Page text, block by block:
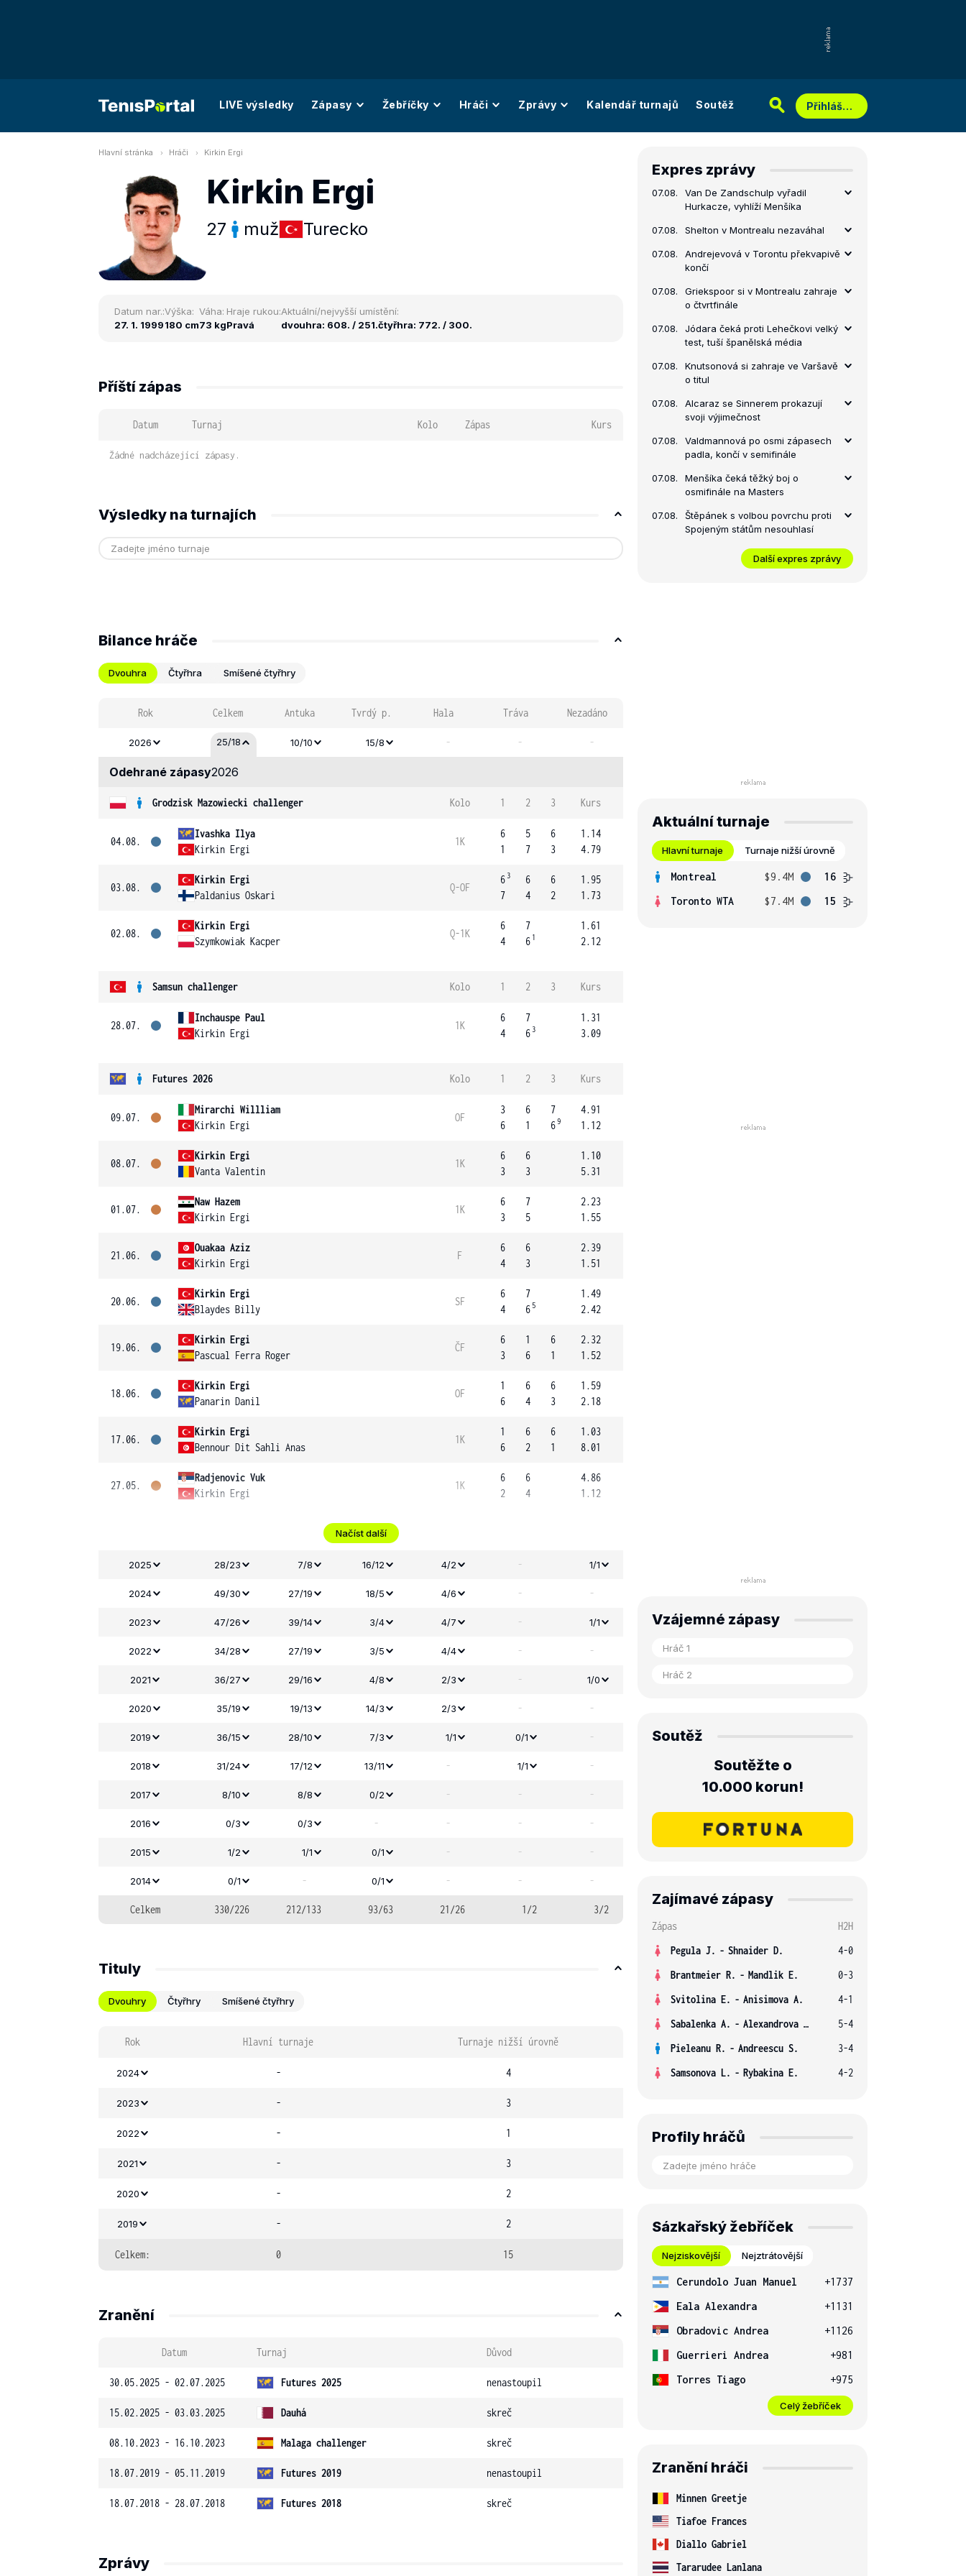
LIVE výsledky Zápasy Žebříčky Hráči Zprávy Kalendář turnajů Soutěž Přihlášení
Hlavní stránka Hráči Kirkin Ergi
Kirkin Ergi
27 muž Turecko
Datum nar.:
27. 1. 1999
Výška:
180 cm
Váha:
73 kg
Hraje rukou:
Pravá
Aktuální/nejvyšší umístění:
dvouhra: 608. / 251.čtyřhra: 772. / 300.
Příští zápas
Datum Turnaj Kolo Zápas Kurs
Žádné nadcházející zápasy.
Výsledky na turnajích
Bilance hráče
Dvouhra Čtyřhra Smíšené čtyřhry
Rok Celkem Antuka Tvrdý p. Hala Tráva Nezadáno
2026 25/18 10/10 15/8 - - -
Odehrané zápasy2026
Grodzisk Mazowiecki challenger Kolo 1 2 3 Kurs
04.08.
Ivashka Ilya
Kirkin Ergi
1K
6
1
5
7
6
3
1.14
4.79
03.08.
Kirkin Ergi
Paldanius Oskari
Q-OF
6 3
7
6
4
6
2
1.95
1.73
02.08.
Kirkin Ergi
Szymkowiak Kacper
Q-1K
6
4
7
6 1
1.61
2.12
Samsun challenger Kolo 1 2 3 Kurs
28.07.
Inchauspe Paul
Kirkin Ergi
1K
6
4
7
6 3
1.31
3.09
Futures 2026 Kolo 1 2 3 Kurs
09.07.
Mirarchi Willliam
Kirkin Ergi
OF
3
6
6
1
7
69
4.91
1.12
08.07.
Kirkin Ergi
Vanta Valentin
1K
6
3
6
3
1.10
5.31
01.07.
Naw Hazem
Kirkin Ergi
1K
6
3
7
5
2.23
1.55
21.06.
Ouakaa Aziz
Kirkin Ergi
F
6
4
6
3
2.39
1.51
20.06.
Kirkin Ergi
Blaydes Billy
SF
6
4
7
6 5
1.49
2.42
19.06.
Kirkin Ergi
Pascual Ferra Roger
ČF
6
3
1
6
6
1
2.32
1.52
18.06.
Kirkin Ergi
Panarin Danil
OF
1
6
6
4
6
3
1.59
2.18
17.06.
Kirkin Ergi
Bennour Dit Sahli Anas
1K
1
6
6
2
6
1
1.03
8.01
27.05.
Radjenovic Vuk
Kirkin Ergi
1K
6
2
6
4
4.86
1.12
Načíst další
2025 28/23 7/8 16/12 4/2 - 1/1
2024 49/30 27/19 18/5 4/6 - -
2023 47/26 39/14 3/4 4/7 - 1/1
2022 34/28 27/19 3/5 4/4 - -
2021 36/27 29/16 4/8 2/3 - 1/0
2020 35/19 19/13 14/3 2/3 - -
2019 36/15 28/10 7/3 1/1 0/1 -
2018 31/24 17/12 13/11 - 1/1 -
2017 8/10 8/8 0/2 - - -
2016 0/3 0/3 - - - -
2015 1/2 1/1 0/1 - - -
2014 0/1 - 0/1 - - -
Celkem 330/226 212/133 93/63 21/26 1/2 3/2
Tituly
Dvouhry Čtyřhry Smíšené čtyřhry
Rok Hlavní turnaje Turnaje nižší úrovně
2024 - 4
2023 - 3
2022 - 1
2021 - 3
2020 - 2
2019 - 2
Celkem: 0 15
Zranění
Datum Turnaj Důvod
30.05.2025 - 02.07.2025 Futures 2025 nenastoupil
15.02.2025 - 03.03.2025 Dauhá skreč
08.10.2023 - 16.10.2023 Malaga challenger skreč
18.07.2019 - 05.11.2019 Futures 2019 nenastoupil
18.07.2018 - 28.07.2018 Futures 2018 skreč
Zprávy
Expres zprávy
07.08.
Van De Zandschulp vyřadil
Hurkacze, vyhlíží Menšíka
07.08. Shelton v Montrealu nezaváhal
07.08.
Andrejevová v Torontu překvapivě
končí
07.08.
Griekspoor si v Montrealu zahraje
o čtvrtfinále
07.08.
Jódara čeká proti Lehečkovi velký
test, tuší španělská média
07.08.
Knutsonová si zahraje ve Varšavě
o titul
07.08.
Alcaraz se Sinnerem prokazují
svoji výjimečnost
07.08.
Valdmannová po osmi zápasech
padla, končí v semifinále
07.08.
Menšíka čeká těžký boj o
osmifinále na Masters
07.08.
Štěpánek s volbou povrchu proti
Spojeným státům nesouhlasí
Další expres zprávy
Aktuální turnaje
Hlavní turnaje Turnaje nižší úrovně
Montreal $9.4M
16
Toronto WTA
$7.4M 15
Vzájemné zápasy
Soutěž
Soutěžte o
10.000 korun!
Zajímavé zápasy
Zápas
H2H
Pegula J. - Shnaider D.
4-0
Brantmeier R. - Mandlik E.
0-3
Svitolina E. - Anisimova A.
4-1
Sabalenka A. - Alexandrova E.
5-4
Pieleanu R. - Andreescu S.
3-4
Samsonova L. - Rybakina E. 4-2
Profily hráčů
Sázkařský žebříček
Nejziskovější Nejztrátovější
Cerundolo Juan Manuel
+1737
Eala Alexandra
+1131
Obradovic Andrea
+1126
Guerrieri Andrea
+981
Torres Tiago
+975
Celý žebříček
Zranění hráči
Minnen Greetje
Tiafoe Frances
Diallo Gabriel
Tararudee Lanlana